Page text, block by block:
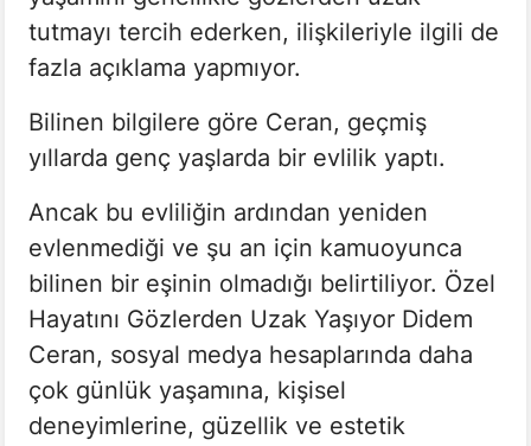
tutmayı tercih ederken, ilişkileriyle ilgili de
fazla açıklama yapmıyor.
Bilinen bilgilere göre Ceran, geçmiş
yıllarda genç yaşlarda bir evlilik yaptı.
Ancak bu evliliğin ardından yeniden
evlenmediği ve şu an için kamuoyunca
bilinen bir eşinin olmadığı belirtiliyor. Özel
Hayatını Gözlerden Uzak Yaşıyor Didem
Ceran, sosyal medya hesaplarında daha
çok günlük yaşamına, kişisel
deneyimlerine, güzellik ve estetik